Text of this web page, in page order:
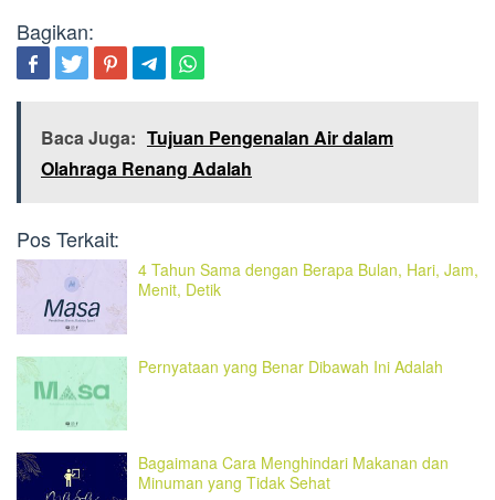
Bagikan:
Baca Juga: Tujuan Pengenalan Air dalam
Olahraga Renang Adalah
Pos Terkait:
4 Tahun Sama dengan Berapa Bulan, Hari, Jam,
Menit, Detik
Pernyataan yang Benar Dibawah Ini Adalah
Bagaimana Cara Menghindari Makanan dan
Minuman yang Tidak Sehat